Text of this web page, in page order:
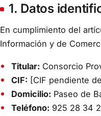
1. Datos
En cumplimiento del
Información y de
Titular: Consorcio
CIF: [CIF pendiente
Domicilio: Paseo de
Teléfono: 925 28 34